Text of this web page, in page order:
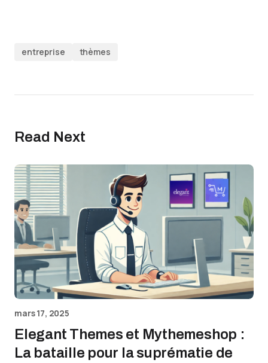
entreprise thèmes
Read Next
mars 17, 2025
Elegant Themes et Mythemeshop :
La bataille pour la suprématie de